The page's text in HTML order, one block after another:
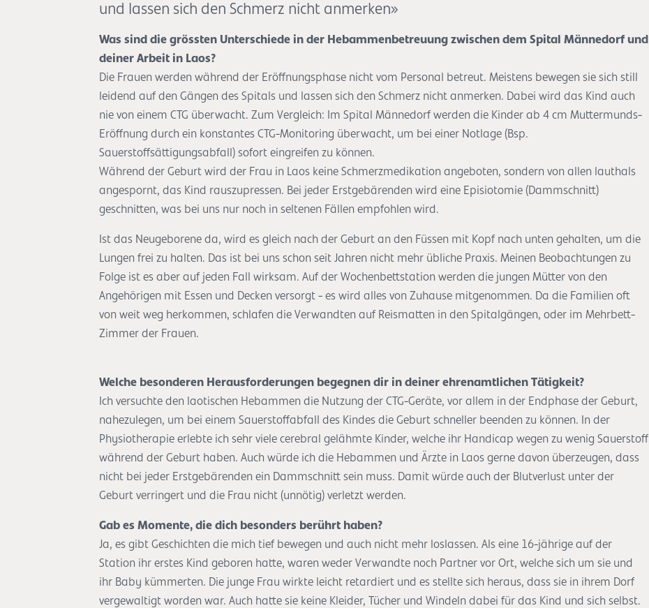
und lassen sich den Schmerz nicht anmerken»
Was sind die grössten Unterschiede in der Hebammenbetreuung zwischen dem Spital Männedorf und
deiner Arbeit in Laos?
Die Frauen werden während der Eröffnungsphase nicht vom Personal betreut. Meistens bewegen sie sich still
leidend auf den Gängen des Spitals und lassen sich den Schmerz nicht anmerken. Dabei wird das Kind auch
nie von einem CTG überwacht. Zum Vergleich: Im Spital Männedorf werden die Kinder ab 4 cm Muttermunds-
Eröffnung durch ein konstantes CTG-Monitoring überwacht, um bei einer Notlage (Bsp.
Sauerstoffsättigungsabfall) sofort eingreifen zu können.
Während der Geburt wird der Frau in Laos keine Schmerzmedikation angeboten, sondern von allen lauthals
angespornt, das Kind rauszupressen. Bei jeder Erstgebärenden wird eine Episiotomie (Dammschnitt)
geschnitten, was bei uns nur noch in seltenen Fällen empfohlen wird.
Ist das Neugeborene da, wird es gleich nach der Geburt an den Füssen mit Kopf nach unten gehalten, um die
Lungen frei zu halten. Das ist bei uns schon seit Jahren nicht mehr übliche Praxis. Meinen Beobachtungen zu
Folge ist es aber auf jeden Fall wirksam. Auf der Wochenbettstation werden die jungen Mütter von den
Angehörigen mit Essen und Decken versorgt - es wird alles von Zuhause mitgenommen. Da die Familien oft
von weit weg herkommen, schlafen die Verwandten auf Reismatten in den Spitalgängen, oder im Mehrbett-
Zimmer der Frauen.
Welche besonderen Herausforderungen begegnen dir in deiner ehrenamtlichen Tätigkeit?
Ich versuchte den laotischen Hebammen die Nutzung der CTG-Geräte, vor allem in der Endphase der Geburt,
nahezulegen, um bei einem Sauerstoffabfall des Kindes die Geburt schneller beenden zu können. In der
Physiotherapie erlebte ich sehr viele cerebral gelähmte Kinder, welche ihr Handicap wegen zu wenig Sauerstoff
während der Geburt haben. Auch würde ich die Hebammen und Ärzte in Laos gerne davon überzeugen, dass
nicht bei jeder Erstgebärenden ein Dammschnitt sein muss. Damit würde auch der Blutverlust unter der
Geburt verringert und die Frau nicht (unnötig) verletzt werden.
Gab es Momente, die dich besonders berührt haben?
Ja, es gibt Geschichten die mich tief bewegen und auch nicht mehr loslassen. Als eine 16-jährige auf der
Station ihr erstes Kind geboren hatte, waren weder Verwandte noch Partner vor Ort, welche sich um sie und
ihr Baby kümmerten. Die junge Frau wirkte leicht retardiert und es stellte sich heraus, dass sie in ihrem Dorf
vergewaltigt worden war. Auch hatte sie keine Kleider, Tücher und Windeln dabei für das Kind und sich selbst.